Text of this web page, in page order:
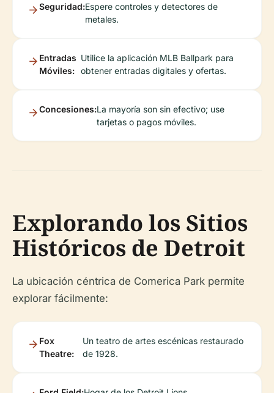
Seguridad:Espere controles y detectores de
metales.
Entradas
Móviles:
Utilice la aplicación MLB Ballpark para
obtener entradas digitales y ofertas.
Concesiones:La mayoría son sin efectivo; use
tarjetas o pagos móviles.
Explorando los Sitios
Históricos de Detroit
La ubicación céntrica de Comerica Park permite
explorar fácilmente:
Fox
Theatre:
Un teatro de artes escénicas restaurado
de 1928.